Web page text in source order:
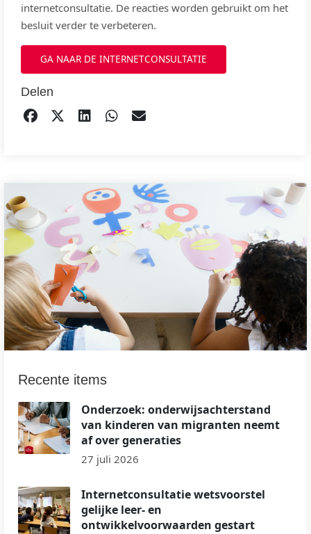
internetconsultatie. De reacties worden gebruikt om het
besluit verder te verbeteren.
GA NAAR DE INTERNETCONSULTATIE
Delen
DELEN OP FACEBOOK
TWEETDELEN OP LINKEDIN
DELEN OP WHATSAPP
Recente items
Onderzoek: onderwijsachterstand
van kinderen van migranten neemt
af over generaties
27 juli 2026
Internetconsultatie wetsvoorstel
gelijke leer- en
ontwikkelvoorwaarden gestart